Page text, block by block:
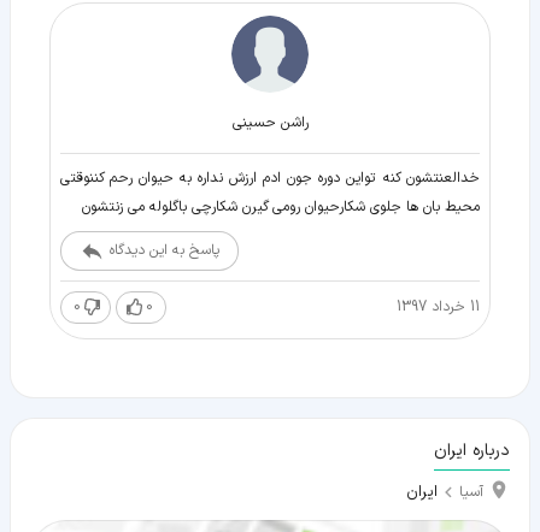
راشن حسینی
خدالعنتشون کنه تواین دوره جون ادم ارزش نداره به حیوان رحم کننوقتی
محیط بان ها جلوی شکارحیوان رومی گیرن شکارچی باگلوله می زنتشون
پاسخ به این دیدگاه
11 خرداد 1397 0
0
درباره ایران
آسیا ایران